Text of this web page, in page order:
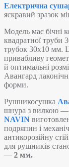
Електрична
яскравий зразок
Модель має бічні
квадратної
трубок 30х10 мм.
привабливу
й оптимальні
Авангард
форми.
Рушникосушка
шнура з вилкою —
NAVIN
подряпин і
антикорозійну
для рушників
— 2 мм.